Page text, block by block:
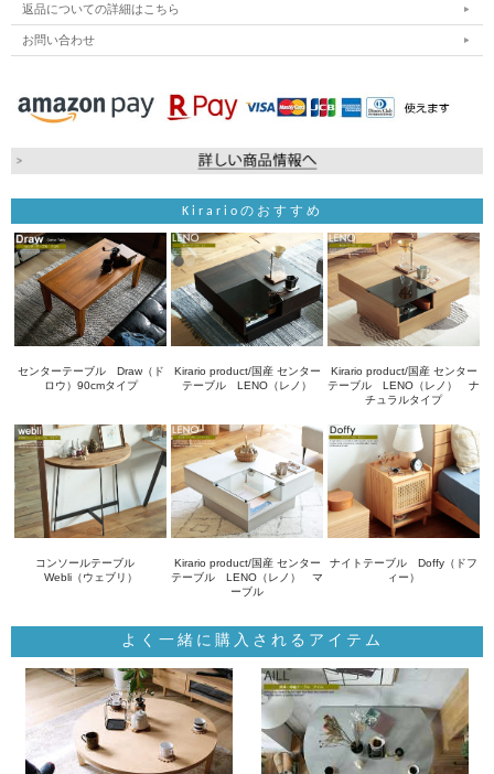
返品についての詳細はこちら
お問い合わせ
Kirarioのおすすめ
センターテーブル Draw（ド
ロウ）90cmタイプ
Kirario product/国産 センター
テーブル LENO（レノ）
Kirario product/国産 センター
テーブル LENO（レノ） ナ
チュラルタイプ
コンソールテーブル
Webli（ウェブリ）
Kirario product/国産 センター
テーブル LENO（レノ） マ
ーブル
ナイトテーブル Doffy（ドフ
ィー）
よく一緒に購入されるアイテム